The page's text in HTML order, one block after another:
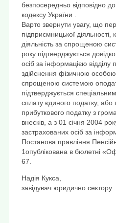
безпосередньо відповідно
кодексу України .
Варто звернути увагу, що
підприємницької діяльності,
діяльність за спрощеною
року підтверджується
осіб за інформацією відділу
здійснення фізичною особою
спрощеною системою
підтверджується
сплату єдиного податку,
прибуткового податку з
внесків, а з 01 січня 2004
застрахованих осіб за
Постанова правління
1опублікована в бюлетні
67.
Надія Кукса,
завідувач юридично сектору